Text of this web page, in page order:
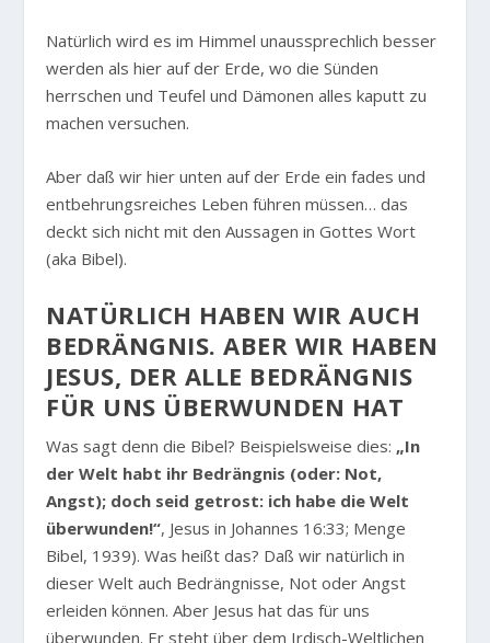
Natürlich wird es im Himmel unaussprechlich besser
werden als hier auf der Erde, wo die Sünden
herrschen und Teufel und Dämonen alles kaputt zu
machen versuchen.
Aber daß wir hier unten auf der Erde ein fades und
entbehrungsreiches Leben führen müssen… das
deckt sich nicht mit den Aussagen in Gottes Wort
(aka Bibel).
NATÜRLICH HABEN WIR AUCH
BEDRÄNGNIS. ABER WIR HABEN
JESUS, DER ALLE BEDRÄNGNIS
FÜR UNS ÜBERWUNDEN HAT
Was sagt denn die Bibel? Beispielsweise dies: „In
der Welt habt ihr Bedrängnis (oder: Not,
Angst); doch seid getrost: ich habe die Welt
überwunden!“, Jesus in Johannes 16:33; Menge
Bibel, 1939). Was heißt das? Daß wir natürlich in
dieser Welt auch Bedrängnisse, Not oder Angst
erleiden können. Aber Jesus hat das für uns
überwunden. Er steht über dem Irdisch-Weltlichen